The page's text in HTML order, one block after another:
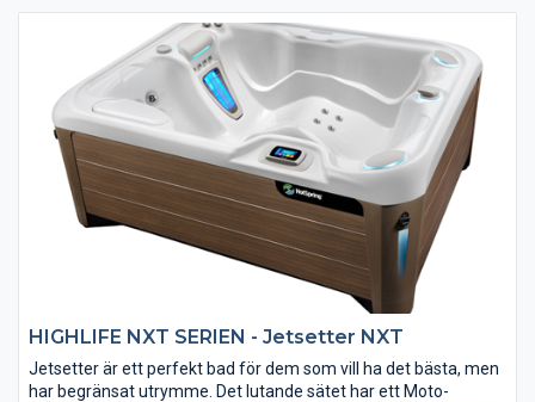
HIGHLIFE NXT SERIEN - Jetsetter NXT
Jetsetter är ett perfekt bad för dem som vill ha det bästa, men
har begränsat utrymme. Det lutande sätet har ett Moto-